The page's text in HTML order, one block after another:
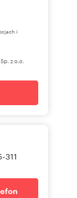
i
z o.o.
311